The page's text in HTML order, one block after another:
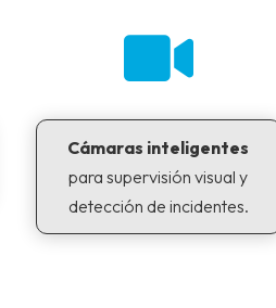

Cámaras inteligentes
para supervisión visual y
detección de incidentes.